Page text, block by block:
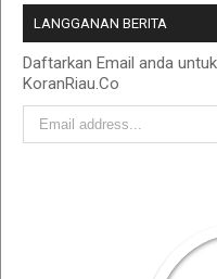
LANGGANAN BERITA
Daftarkan Email anda
KoranRiau.Co